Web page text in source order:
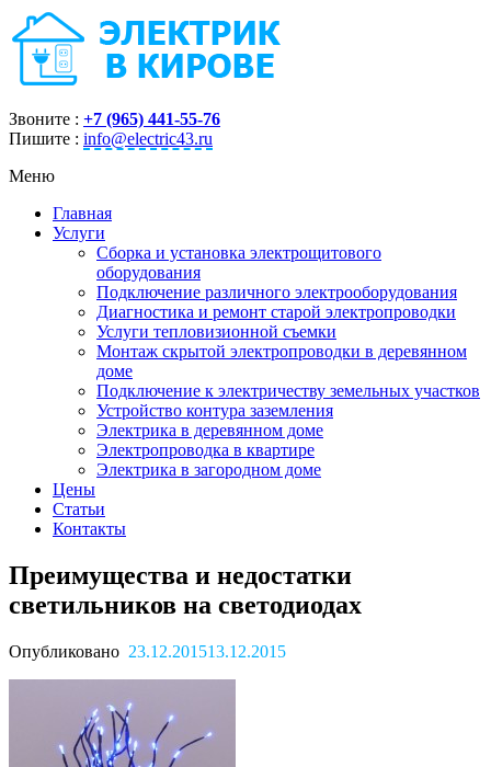
Звоните : +7 (965) 441-55-76
Пишите : info@electric43.ru
Меню
Главная
Услуги
Сборка и установка электрощитового
оборудования
Подключение различного электрооборудования
Диагностика и ремонт старой электропроводки
Услуги тепловизионной съемки
Монтаж скрытой электропроводки в деревянном
доме
Подключение к электричеству земельных участков
Устройство контура заземления
Электрика в деревянном доме
Электропроводка в квартире
Электрика в загородном доме
Цены
Статьи
Контакты
Преимущества и недостатки
светильников на светодиодах
Опубликовано 23.12.201513.12.2015